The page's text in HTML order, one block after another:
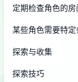
定期检查角色的
某些角色需要特
探索与收集
探索技巧